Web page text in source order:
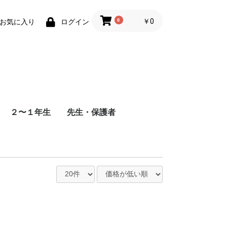
お気に入り ログイン 0 ￥0
２〜１年生 先生・保護者